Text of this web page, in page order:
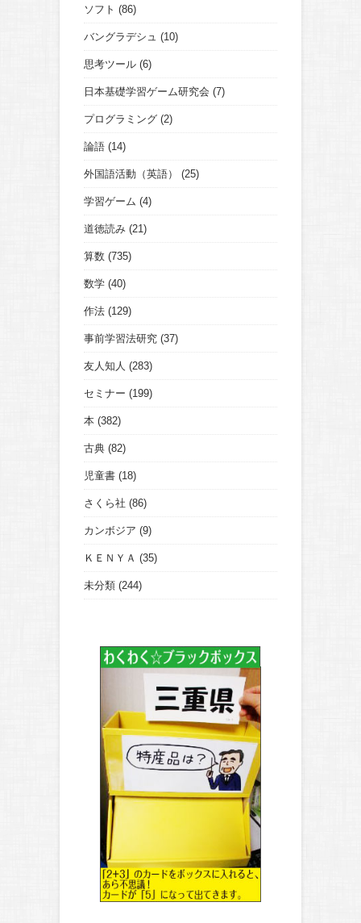
ソフト (86)
バングラデシュ (10)
思考ツール (6)
日本基礎学習ゲーム研究会 (7)
プログラミング (2)
論語 (14)
外国語活動（英語） (25)
学習ゲーム (4)
道徳読み (21)
算数 (735)
数学 (40)
作法 (129)
事前学習法研究 (37)
友人知人 (283)
セミナー (199)
本 (382)
古典 (82)
児童書 (18)
さくら社 (86)
カンボジア (9)
ＫＥＮＹＡ (35)
未分類 (244)